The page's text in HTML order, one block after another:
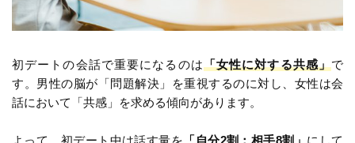
初デートの会話で重要になるのは「女性に対する共感」で
す。男性の脳が「問題解決」を重視するのに対し、女性は会
話において「共感」を求める傾向があります。